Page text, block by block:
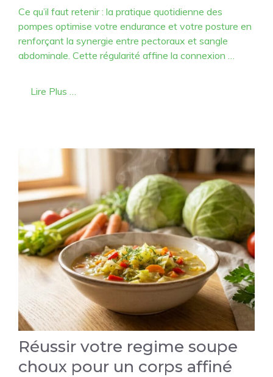
Ce qu’il faut retenir : la pratique quotidienne des
pompes optimise votre endurance et votre posture en
renforçant la synergie entre pectoraux et sangle
abdominale. Cette régularité affine la connexion …
Lire Plus …
Réussir votre regime soupe
choux pour un corps affiné